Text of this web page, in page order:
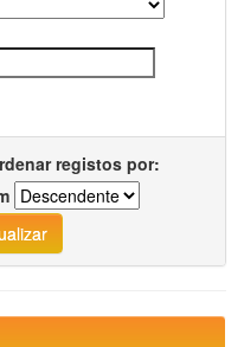
registos por: